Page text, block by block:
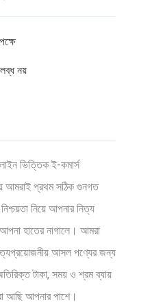
নয়
ভিত্তিক ই-কমার্স
আমরাই প্রথম সঠিক গুনগত
নিয়ে আপনার নিত্য
হাতের নাগালে। আমরা
আসল পণ্যের জন্য
টাকা, সময় ও শ্রম ব্যায়
আছি আপনার পাশে।